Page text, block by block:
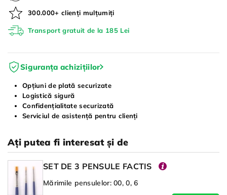
300.000+ clienți mulțumiți
Transport gratuit de la 185 Lei
Siguranța achizițiilor
Opțiuni de plată securizate
Logistică sigură
Confidențialitate securizată
Serviciul de asistență pentru clienți
Ați putea fi interesat și de
SET DE 3 PENSULE FACTIS
Mărimile pensulelor: 00, 0, 6